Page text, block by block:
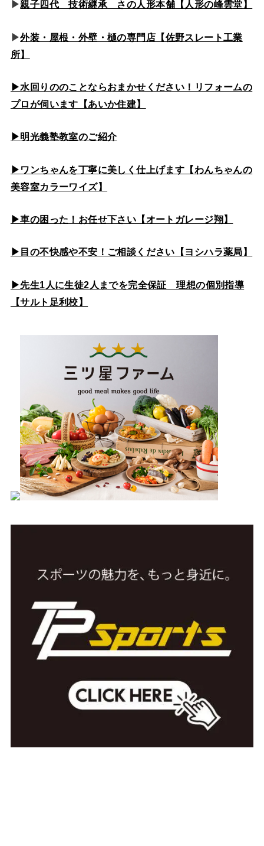
▶親子四代 技術継承 さの人形本舗【人形の峰雲堂】
▶外装・屋根・外壁・樋の専門店【佐野スレート工業
所】
▶水回りののことならおまかせください！リフォームの
プロが伺います【あいか住建】
▶明光義塾教室のご紹介
▶ワンちゃんを丁寧に美しく仕上げます【わんちゃんの
美容室カラーワイズ】
▶車の困った！お任せ下さい【オートガレージ翔】
▶目の不快感や不安！ご相談ください【ヨシハラ薬局】
▶先生1人に生徒2人までを完全保証 理想の個別指導
【サルト足利校】